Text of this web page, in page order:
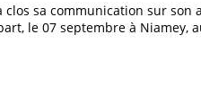
clos sa communication sur
le 07 septembre à Niamey,